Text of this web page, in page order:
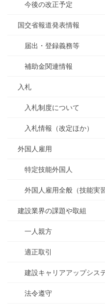
今後の改正予定
国交省報道発表情報
届出・登録義務等
補助金関連情報
入札
入札制度について
入札情報（改定ほか）
外国人雇用
特定技能外国人
外国人雇用全般（技能実
建設業界の課題や取組
一人親方
適正取引
建設キャリアアップシス
法令遵守